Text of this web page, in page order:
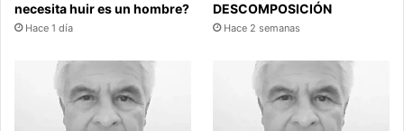
necesita huir es un hombre?
Hace 1 día
DESCOMPOSICIÓN
Hace 2 semanas